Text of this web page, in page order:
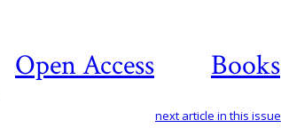
Open Access Books
next article in this issue